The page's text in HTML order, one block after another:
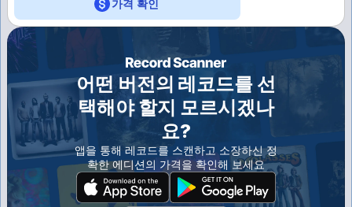
가격 확인
어떤 버전의 레코드를 선
택해야 할지 모르시겠나
요?
앱을 통해 레코드를 스캔하고 소장하신 정
확한 에디션의 가격을 확인해 보세요